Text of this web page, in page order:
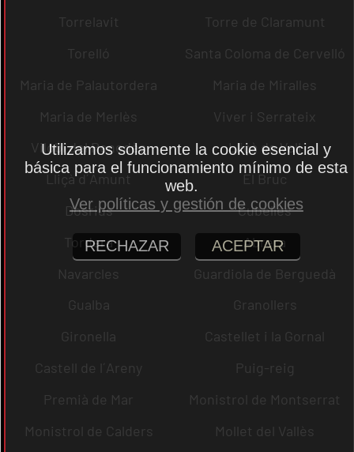
Torrelavit
Torre de Claramunt
Torelló
Santa Coloma de Cervelló
Maria de Palautordera
Maria de Miralles
Maria de Merlès
Viver i Serrateix
Vilobí del Penedès
Lliçà de Vall
Lliçà d´Amunt
El Bruc
Dosrius
Cubelles
Tordera
Abrera
Navarcles
Guardiola de Berguedà
Gualba
Granollers
Gironella
Castellet i la Gornal
Castell de l´Areny
Puig-reig
Premià de Mar
Monistrol de Montserrat
Monistrol de Calders
Mollet del Vallès
Utilizamos solamente la cookie esencial y
básica para el funcionamiento mínimo de esta
web.
Ver políticas y gestión de cookies
RECHAZAR ACEPTAR